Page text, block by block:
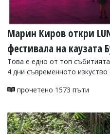
Управители:
Веселин
Василев,
email:
v.vasilev@flagman.bg
Катя
Касабова,
еmail:k.kassabova@flagman.bg
редактор:
email:
office@flagman.bg
Марин Киров откри
фестивала на каузата
Това е едно от топ
4 дни съвременното
прочетено 1573 пъти